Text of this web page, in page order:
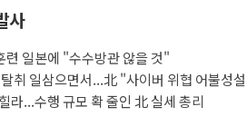
영광…지역펀드 9·10호 확정
사체 발사
반기 영업이익 2조 돌파
율비행 기술로 글로벌 방산 시장 공략"
사
련 일본에 "수수방관 않을 것"
취 일삼으면서...北 "사이버 위협 어불성
라...수행 규모 확 줄인 北 실세 총리